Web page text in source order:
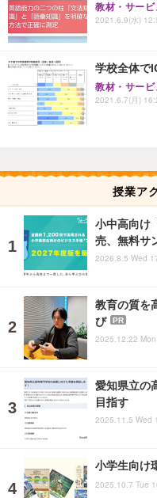
教材・サービ
2021.6.9(水)
学校全体で
教材・サービ
2021.6.7(月)
授業ア
小中高向け
売、無料サ
2026.8.5 Wed
教育の質を
び
PR
2025.12.22
愛知県立の
目指す
2025.11.5 Wed
小学生向け
2025.10.7 Tue